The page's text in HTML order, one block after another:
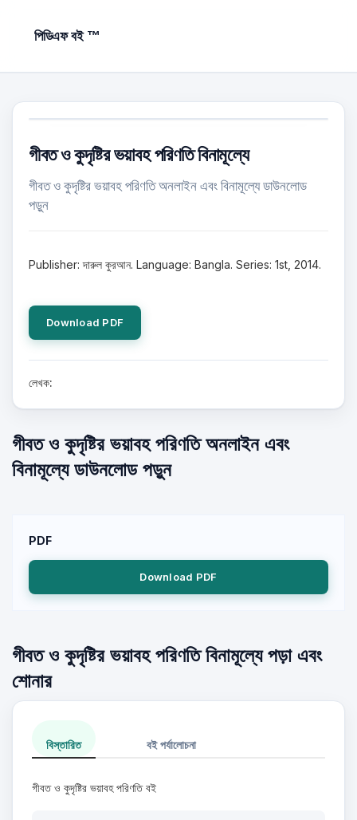
পিডিএফ বই ™
গীবত ও কুদৃষ্টির ভয়াবহ পরিণতি বিনামূল্যে
গীবত ও কুদৃষ্টির ভয়াবহ পরিণতি অনলাইন এবং বিনামূল্যে ডাউনলোড
পড়ুন
Publisher: দারুল কুরআন. Language: Bangla. Series: 1st, 2014.
Download PDF
লেখক:
গীবত ও কুদৃষ্টির ভয়াবহ পরিণতি অনলাইন এবং
বিনামূল্যে ডাউনলোড পড়ুন
PDF
Download PDF
গীবত ও কুদৃষ্টির ভয়াবহ পরিণতি বিনামূল্যে পড়া এবং
শোনার
বিস্তারিত বই পর্যালোচনা
গীবত ও কুদৃষ্টির ভয়াবহ পরিণতি বই